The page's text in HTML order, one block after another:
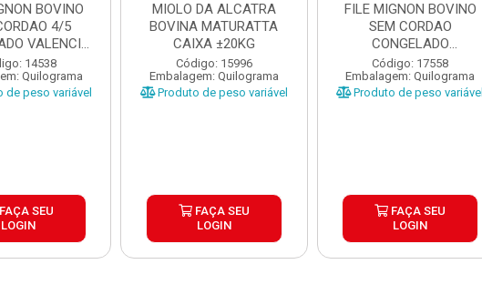
BOVINO
4/5
VALENCIO
±...
14538
Quilograma
de peso variável
SEU
LOGIN
MIOLO DA ALCATRA
BOVINA MATURATTA
CAIXA ±20KG
Código: 15996
Embalagem: Quilograma
Produto de peso variável
FAÇA SEU
LOGIN
FILE MIGNON BOVINO
SEM CORDAO
CONGELADO
MATURATTA CAIXA
±20K...
Código: 17558
Embalagem: Quilograma
Produto de peso variável
FAÇA SEU
LOGIN